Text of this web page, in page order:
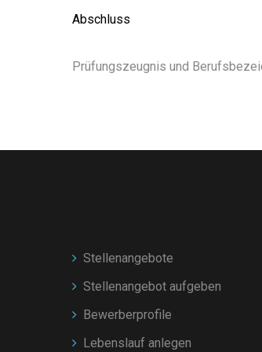
Abschluss
Prüfungszeugnis und
Stellenangebote
Stellenangebot aufgeben
Bewerberprofile
Lebenslauf anlegen